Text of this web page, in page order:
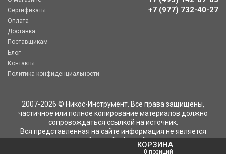
КОРЗИНА
0 позиций
Сертификаты
Оплата
Доставка
Поставщикам
Блог
Контакты
Политика конфиденциальности
‎‎+7 (977) 732-40-27
2007-2026 © Никос-Инструмент. Все права защищены,
частичное или полное копирование материалов должно
сопровождаться ссылкой на источник.
Вся представленная на сайте информация не является
публичной офертой